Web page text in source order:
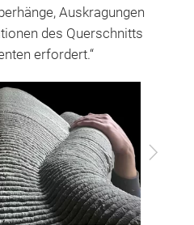
Auskragungen
des Querschnitts
erfordert.“
Vor